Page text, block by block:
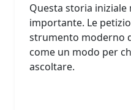
Questa storia
importante. Le
strumento moderno
come un modo per
ascoltare.